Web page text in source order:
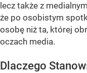
lecz także z
że po osobistym
osobę niż ta, której
oczach media.
Dlaczego